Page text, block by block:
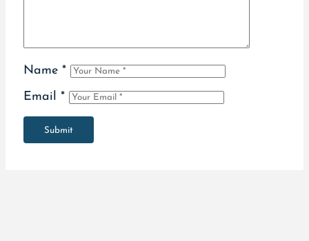
Name *
Email *
Submit